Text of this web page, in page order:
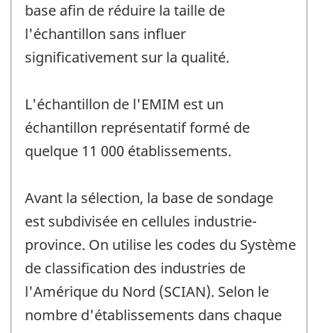
base afin de réduire la taille de
l'échantillon sans influer
significativement sur la qualité.
L'échantillon de l'EMIM est un
échantillon représentatif formé de
quelque 11 000 établissements.
Avant la sélection, la base de sondage
est subdivisée en cellules industrie-
province. On utilise les codes du Système
de classification des industries de
l'Amérique du Nord (SCIAN). Selon le
nombre d'établissements dans chaque